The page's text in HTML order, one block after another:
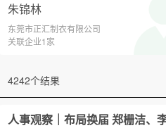
朱锦林
东莞市正汇制衣有限公司
关联企业1家
4242个结果
人事观察｜布局换届 郑栅洁、